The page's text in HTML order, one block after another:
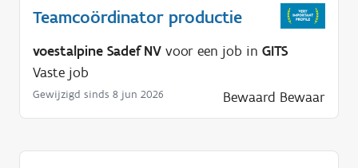
Teamcoördinator productie
voestalpine Sadef NV voor een job in GITS
Vaste job
Gewijzigd sinds 8 jun 2026 Bewaard Bewaar